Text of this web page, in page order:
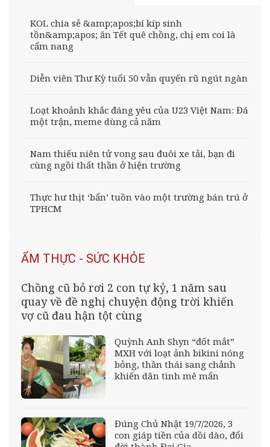
KOL chia sẻ &amp;apos;bí kíp sinh
tồn&amp;apos; ăn Tết quê chồng, chị em coi là
cẩm nang
Diễn viên Thư Kỳ tuổi 50 vẫn quyến rũ ngút ngàn
Loạt khoảnh khắc đáng yêu của U23 Việt Nam: Đá
một trận, meme dùng cả năm
Nam thiếu niên tử vong sau đuôi xe tải, bạn đi
cùng ngồi thất thần ở hiện trường
Thực hư thịt ‘bẩn’ tuồn vào một trường bán trú ở
TPHCM
ẨM THỰC - SỨC KHỎE
Chồng cũ bỏ rơi 2 con tự kỷ, 1 năm sau
quay về đề nghị chuyện động trời khiến
vợ cũ đau hận tột cùng
Quỳnh Anh Shyn “đốt mắt”
MXH với loạt ảnh bikini nóng
bỏng, thần thái sang chảnh
khiến dân tình mê mẩn
Đúng Chủ Nhật 19/7/2026, 3
con giáp tiền của dồi dào, đổi